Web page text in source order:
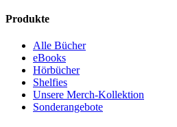
Produkte
Alle Bücher
eBooks
Hörbücher
Shelfies
Unsere Merch-Kollektion
Sonderangebote